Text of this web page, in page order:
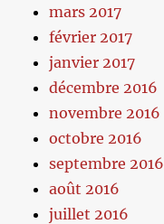
mars 2017
février 2017
janvier 2017
décembre 2016
novembre 2016
octobre 2016
septembre 2016
août 2016
juillet 2016